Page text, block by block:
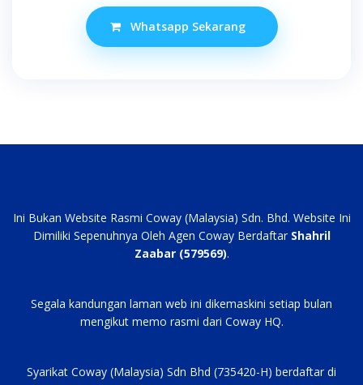
was:
RM147.00.
is:
RM94.00.
Whatsapp Sekarang
Ini Bukan Website Rasmi Coway (Malaysia) Sdn. Bhd. Website Ini
Dimiliki Sepenuhnya Oleh Agen Coway Berdaftar Shahril
Zaabar (579569).
Segala kandungan laman web ini dikemaskini setiap bulan
mengikut memo rasmi dari Coway HQ.
Syarikat Coway (Malaysia) Sdn Bhd (735420-H) berdaftar di